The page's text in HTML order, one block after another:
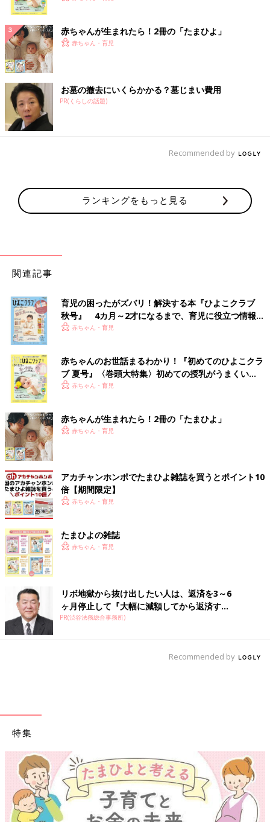
赤ちゃんが生まれたら！2冊の「たまひよ」
赤ちゃん・育児
お墓の撤去にいくらかかる？墓じまい費用
PR(くらしの話題)
Recommended by
ランキングをもっと見る
関連記事
育児の困ったがズバリ！解決する本『ひよこクラブ
秋号』 4カ月～2才になるまで、育児に役立つ情報が
いっぱい！
赤ちゃん・育児
赤ちゃんのお世話まるわかり！『初めてのひよこクラ
ブ 夏号』〈巻頭大特集〉初めての授乳がうまくい
く！ おっぱい・ミルクの基本と夏のトラブル 解決テ
赤ちゃん・育児
赤ちゃんが生まれたら！2冊の「たまひよ」
赤ちゃん・育児
アカチャンホンポでたまひよ雑誌を買うとポイント10
倍【期間限定】
赤ちゃん・育児
たまひよの雑誌
赤ちゃん・育児
リボ地獄から抜け出したい人は、返済を3～6
ヶ月停止して『大幅に減額してから返済す...
PR(渋谷法務総合事務所)
Recommended by
特集
【ワクチン接種できるものも】妊婦の感染症対策、知